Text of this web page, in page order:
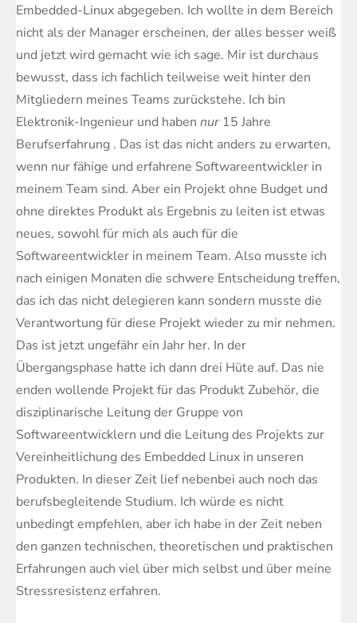
Embedded-Linux abgegeben. Ich wollte in dem Bereich
nicht als der Manager erscheinen, der alles besser weiß
und jetzt wird gemacht wie ich sage. Mir ist durchaus
bewusst, dass ich fachlich teilweise weit hinter den
Mitgliedern meines Teams zurückstehe. Ich bin
Elektronik-Ingenieur und haben nur 15 Jahre
Berufserfahrung . Das ist das nicht anders zu erwarten,
wenn nur fähige und erfahrene Softwareentwickler in
meinem Team sind. Aber ein Projekt ohne Budget und
ohne direktes Produkt als Ergebnis zu leiten ist etwas
neues, sowohl für mich als auch für die
Softwareentwickler in meinem Team. Also musste ich
nach einigen Monaten die schwere Entscheidung treffen,
das ich das nicht delegieren kann sondern musste die
Verantwortung für diese Projekt wieder zu mir nehmen.
Das ist jetzt ungefähr ein Jahr her. In der
Übergangsphase hatte ich dann drei Hüte auf. Das nie
enden wollende Projekt für das Produkt Zubehör, die
disziplinarische Leitung der Gruppe von
Softwareentwicklern und die Leitung des Projekts zur
Vereinheitlichung des Embedded Linux in unseren
Produkten. In dieser Zeit lief nebenbei auch noch das
berufsbegleitende Studium. Ich würde es nicht
unbedingt empfehlen, aber ich habe in der Zeit neben
den ganzen technischen, theoretischen und praktischen
Erfahrungen auch viel über mich selbst und über meine
Stressresistenz erfahren.